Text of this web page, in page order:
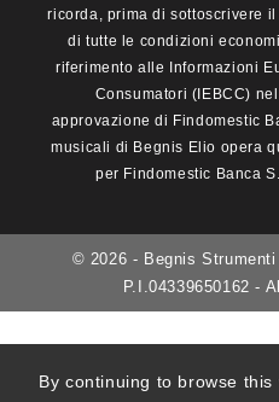
By continuing to browse this
ricorda, prima di sottoscrivere
di tutte le condizioni
riferimento alle Informazioni
Consumatori (IEBCC)
approvazione di Findomestic
musicali di Begnis Elio opera
per Findomestic Banca
© 2026 - Begnis
P.I.04339650162 -